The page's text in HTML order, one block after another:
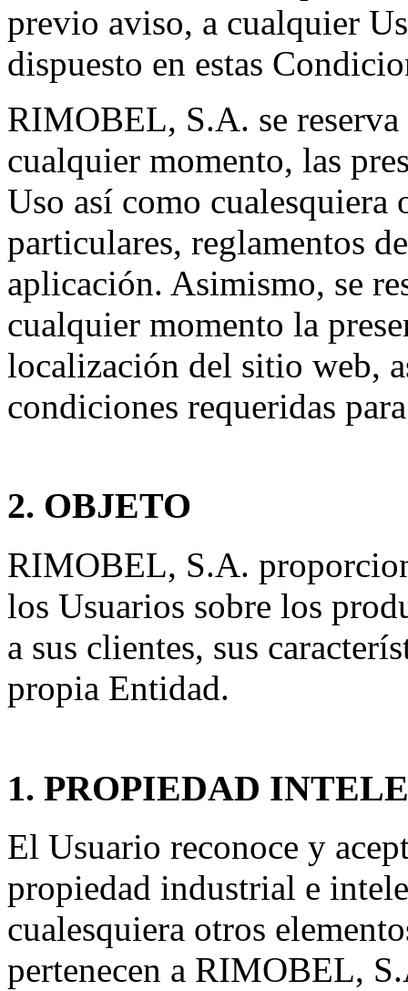
previo aviso, a cualquier
dispuesto en estas
RIMOBEL, S.A. se
cualquier momento, las
Uso así como cualesquiera
particulares, reglamentos
aplicación. Asimismo, se
cualquier momento la
localización del sitio web,
condiciones requeridas
2. OBJETO
RIMOBEL, S.A.
los Usuarios sobre los
a sus clientes, sus
propia Entidad.
1. PROPIEDAD
El Usuario reconoce y
propiedad industrial e
cualesquiera otros
pertenecen a RIMOBEL,